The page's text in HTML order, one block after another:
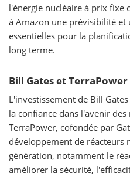
l'énergie nucléaire à prix fixe
à Amazon une prévisibilité et
essentielles pour la
long terme.
Bill Gates et TerraPower
L'investissement de Bill
la confiance dans l'avenir
TerraPower, cofondée par
développement de réacteurs
génération, notamment le
améliorer la sécurité,